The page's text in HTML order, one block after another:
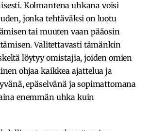
Kolmantena uhkana voisi
jonka tehtäväksi on luotu
tai muuten vaan pääosin
Valitettavasti tämänkin
löytyy omistajia, joiden omien
ohjaa kaikkea ajattelua ja
epäselvänä ja sopimattomana
enemmän uhka kuin